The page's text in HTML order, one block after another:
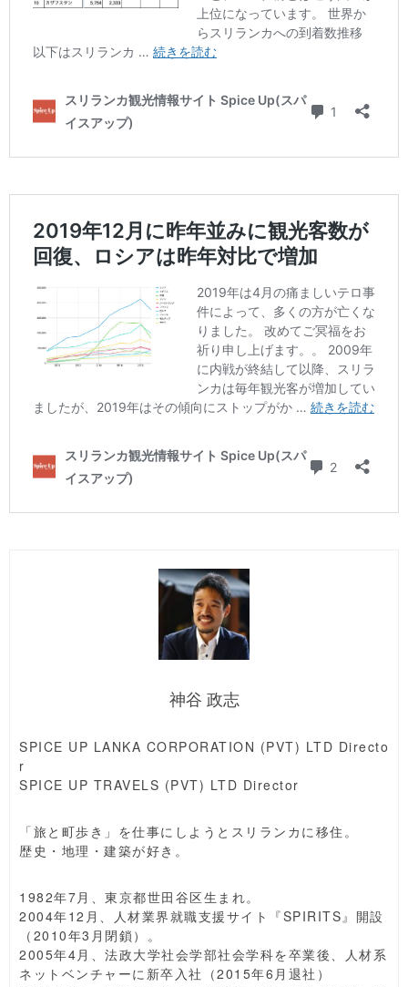
神谷 政志
SPICE UP LANKA CORPORATION (PVT) LTD Directo
r
SPICE UP TRAVELS (PVT) LTD Director
「旅と町歩き」を仕事にしようとスリランカに移住。
歴史・地理・建築が好き。
1982年7月、東京都世田谷区生まれ。
2004年12月、人材業界就職支援サイト『SPIRITS』開設
（2010年3月閉鎖）。
2005年4月、法政大学社会学部社会学科を卒業後、人材系
ネットベンチャーに新卒入社（2015年6月退社）